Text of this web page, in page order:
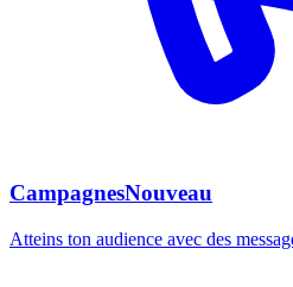
CampagnesNouveau
Atteins ton audience avec des